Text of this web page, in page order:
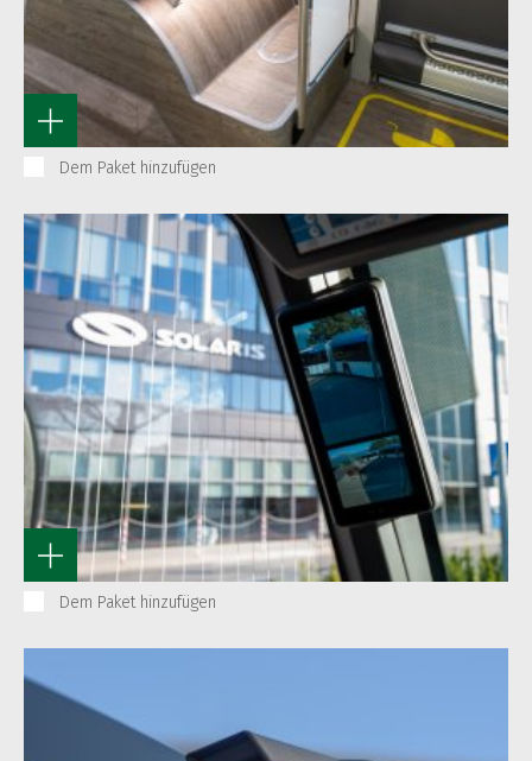
Dem Paket hinzufügen
Dem Paket hinzufügen